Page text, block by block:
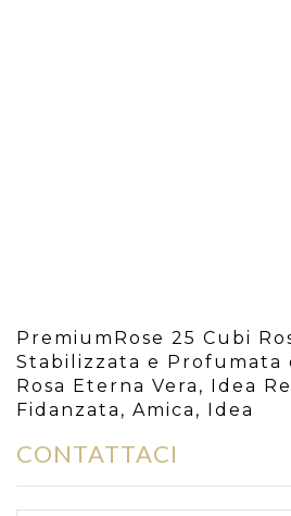
PremiumRose 25 Cubi
Stabilizzata e Profumata
Rosa Eterna Vera, Idea
Fidanzata, Amica, Idea
CONTATTACI